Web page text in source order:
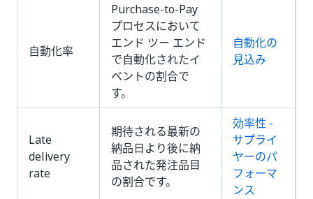
自動化率
Purchase-to-Pay
プロセスにおいて
エンド ツー エンド
で自動化されたイ
ベントの割合で
す。
自動化の
見込み
Late
delivery
rate
期待される最新の
納品日より後に納
品された発注品目
の割合です。
効率性 -
サプライ
ヤーのパ
フォーマ
ンス